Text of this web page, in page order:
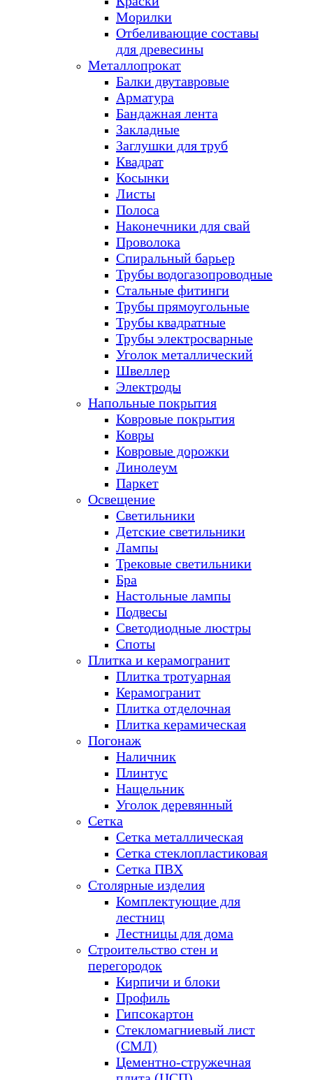
Морилки
Отбеливающие составы
для древесины
Металлопрокат
Балки двутавровые
Арматура
Бандажная лента
Закладные
Заглушки для труб
Квадрат
Косынки
Листы
Полоса
Наконечники для свай
Проволока
Спиральный барьер
Трубы водогазопроводные
Стальные фитинги
Трубы прямоугольные
Трубы квадратные
Трубы электросварные
Уголок металлический
Швеллер
Электроды
Напольные покрытия
Ковровые покрытия
Ковры
Ковровые дорожки
Линолеум
Паркет
Освещение
Светильники
Детские светильники
Лампы
Трековые светильники
Бра
Настольные лампы
Подвесы
Светодиодные люстры
Споты
Плитка и керамогранит
Плитка тротуарная
Керамогранит
Плитка отделочная
Плитка керамическая
Погонаж
Наличник
Плинтус
Нащельник
Уголок деревянный
Сетка
Сетка металлическая
Сетка стеклопластиковая
Сетка ПВХ
Столярные изделия
Комплектующие для
лестниц
Лестницы для дома
Строительство стен и
перегородок
Кирпичи и блоки
Профиль
Гипсокартон
Стекломагниевый лист
(СМЛ)
Цементно-стружечная